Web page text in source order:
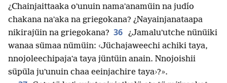
¿Chainjaittaaka oʼunuin namaʼanamüin na judío
chakana naʼaka na griegokana? ¿Nayainjanataapa
nikirajüin na griegokana? 36 ¿Jamaluʼutche nünüiki
wanaa sümaa nümüin: ‹Jüchajaweechi achiki taya,
nnojoleechipajaʼa taya jüntüin anain. Nnojoishii
süpüla juʼunuin chaa eeinjachire taya›?».